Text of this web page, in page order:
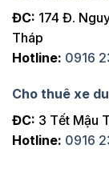
ĐC: 174 Đ.
Tháp
Hotline: 0916
Cho thuê xe
ĐC: 3 Tết Mậu
Hotline: 0916